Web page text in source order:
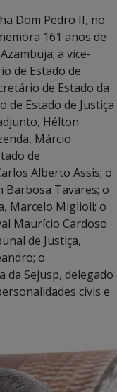
Dom Pedro II, no
161 anos de
a vice-
de Estado de
de Estado da
de Estado de Justiça
Hélton
Márcio
de
Alberto Assis; o
Barbosa Tavares; o
Marcelo Miglioli; o
Maurício Cardoso
de Justiça,
o
da Sejusp, delegado
civis e